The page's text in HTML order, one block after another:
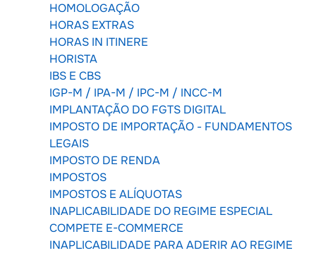
HOMOLOGAÇÃO
HORAS EXTRAS
HORAS IN ITINERE
HORISTA
IBS E CBS
IGP-M / IPA-M / IPC-M / INCC-M
IMPLANTAÇÃO DO FGTS DIGITAL
IMPOSTO DE IMPORTAÇÃO - FUNDAMENTOS
LEGAIS
IMPOSTO DE RENDA
IMPOSTOS
IMPOSTOS E ALÍQUOTAS
INAPLICABILIDADE DO REGIME ESPECIAL
COMPETE E-COMMERCE
INAPLICABILIDADE PARA ADERIR AO REGIME